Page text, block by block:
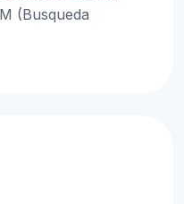
(Busqueda